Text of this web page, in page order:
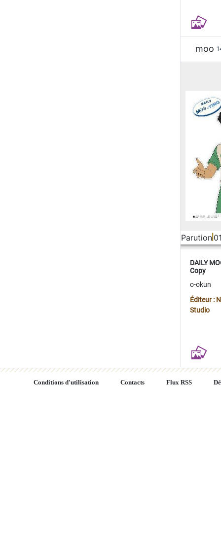
moo
Parution
DAILY
Copy
o-okun
Éditeur :
Studio
Conditions d'utilisation Contacts Flux RSS